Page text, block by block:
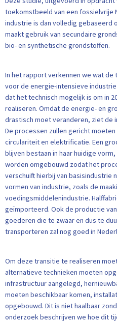
toekomstbeeld van een fossielvrije
industrie is dan volledig gebaseerd
maakt gebruik van secundaire
bio- en synthetische grondstoffen.
In het rapport verkennen we wat
voor de energie-intensieve
dat het technisch mogelijk is om in
realiseren. Omdat de energie- en
drastisch moet veranderen, ziet de
De processen zullen gericht
circulariteit en elektrificatie. Een
blijven bestaan in haar huidige
worden omgebouwd zodat het
verschuift hierbij van basisindustrie
vormen van industrie, zoals de
voedingsmiddelenindustrie.
geïmporteerd. Ook de productie
goederen die te zwaar en dus te
transporteren zal nog goed in
Om deze transitie te realiseren
alternatieve technieken moeten
infrastructuur aangelegd,
moeten beschikbaar komen,
opgebouwd. Dit is niet haalbaar
onderzoek beschrijven we hoe dit